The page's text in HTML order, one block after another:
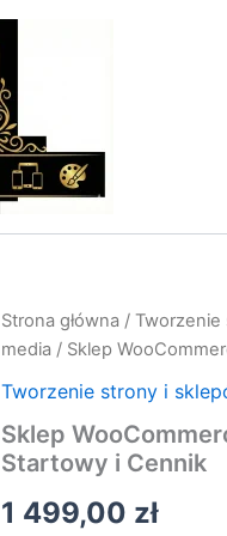
Strona główna /
media / Sklep
Tworzenie strony i
Sklep
Startowy i Cennik
1 499,00 zł
ilość
Sklep
WooCommerce:
Cena
–
Pakiet
i